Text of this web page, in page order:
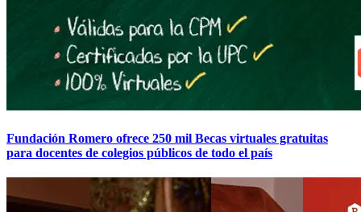
Fundación Romero ofrece 250 mil Becas virtuales gratuitas
para docentes de colegios públicos de todo el país